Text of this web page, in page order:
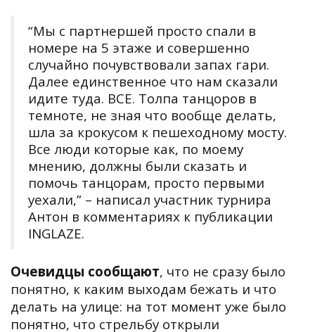
“Мы с партнершей просто спали в
номере на 5 этаже и совершенно
случайно почувствовали запах гари.
Далее единственное что нам сказали
идите туда. ВСЕ. Толпа танцоров в
темноте, не зная что вообще делать,
шла за крокусом к пешеходному мосту.
Все люди которые как, по моему
мнению, должны были сказать и
помочь танцорам, просто первыми
уехали,” – написал участник турнира
Антон в комментариях к публикации
INGLAZE.
Очевидцы сообщают, что не сразу было
понятно, к каким выходам бежать и что
делать на улице: на тот момент уже было
понятно, что стрельбу открыли